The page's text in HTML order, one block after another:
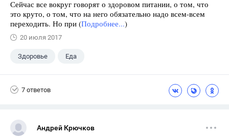
Сейчас все вокруг говорят о здоровом питании, о том, что
это круто, о том, что на него обязательно надо всем-всем
переходить. Но при (Подробнее...)
20 июля 2017
Здоровье Еда
7 ответов
Андрей Крючков